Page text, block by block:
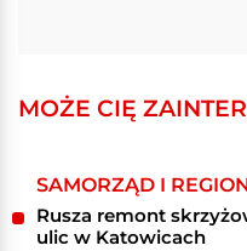
MOŻE CIĘ
SAMORZĄD I
Rusza remont
ulic w Katowicach